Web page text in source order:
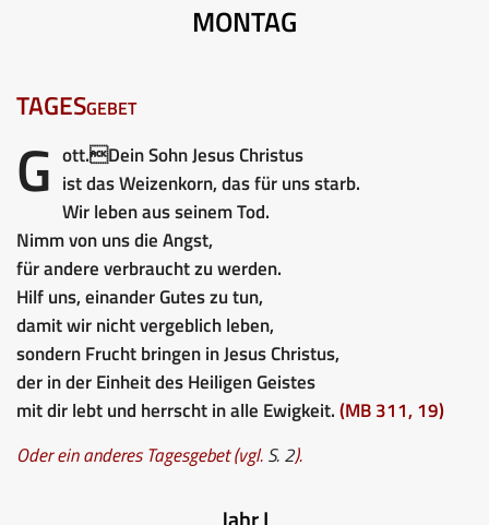
MONTAG
TAGESgebet
G ott.Dein Sohn Jesus Christus
ist das Weizenkorn, das für uns starb.
Wir leben aus seinem Tod.
Nimm von uns die Angst,
für andere verbraucht zu werden.
Hilf uns, einander Gutes zu tun,
damit wir nicht vergeblich leben,
sondern Frucht bringen in Jesus Christus,
der in der Einheit des Heiligen Geistes
mit dir lebt und herrscht in alle Ewigkeit.(MB 311, 19)
Oder ein anderes Tagesgebet (vgl.S. 2).